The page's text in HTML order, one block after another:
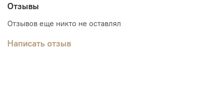
Отзывы
Отзывов еще никто не оставлял
Написать отзыв